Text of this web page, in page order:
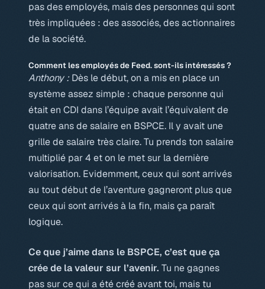
pas des employés, mais des personnes qui sont
très impliquées : des associés, des actionnaires
de la société.
Comment les employés de Feed. sont-ils intéressés ?
Anthony :Dès le début, on a mis en place un
système assez simple : chaque personne qui
était en CDI dans l’équipe avait l’équivalent de
quatre ans de salaire en BSPCE. Il y avait une
grille de salaire très claire. Tu prends ton salaire
multiplié par 4 et on le met sur la dernière
valorisation. Evidemment, ceux qui sont arrivés
au tout début de l’aventure gagneront plus que
ceux qui sont arrivés à la fin, mais ça paraît
logique.
Ce que j’aime dans le BSPCE, c’est que ça
crée de la valeur sur l’avenir. Tu ne gagnes
pas sur ce qui a été créé avant toi, mais tu